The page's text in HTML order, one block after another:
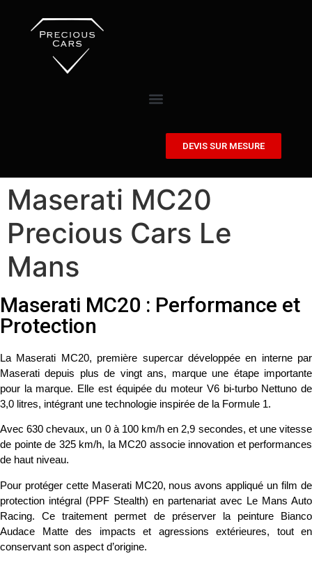
DEVIS SUR MESURE
Maserati MC20
Precious Cars Le
Mans
Maserati MC20 : Performance et
Protection
La Maserati MC20, première supercar développée en interne par
Maserati depuis plus de vingt ans, marque une étape importante
pour la marque. Elle est équipée du moteur V6 bi-turbo Nettuno de
3,0 litres, intégrant une technologie inspirée de la Formule 1.
Avec630 chevaux, un 0 à 100 km/h en 2,9 secondes, et une vitesse
de pointe de 325 km/h, la MC20 associe innovation et performances
de haut niveau.
Pour protéger cette Maserati MC20, nous avons appliqué unfilm de
protection intégral (PPF Stealth) en partenariat avec Le Mans Auto
Racing. Ce traitement permet de préserver la peinture Bianco
Audace Mattedes impacts et agressions extérieures, tout en
conservant son aspect d’origine.